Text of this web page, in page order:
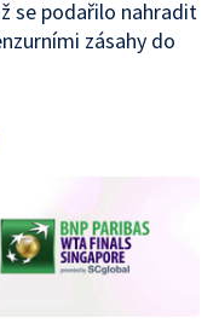
se podařilo nahradit
zásahy do